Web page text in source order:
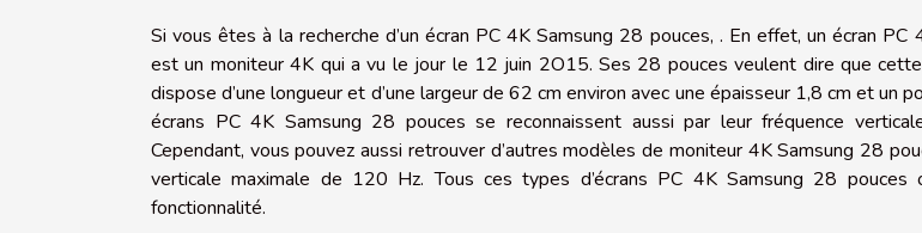
Si vous êtes à la recherche d’un écran PC 4K Samsung 28 pouces, . En effet, un écran PC
est un moniteur 4K qui a vu le jour le 12 juin 2O15. Ses 28 pouces veulent dire que cette
dispose d’une longueur et d’une largeur de 62 cm environ avec une épaisseur 1,8 cm et un
écrans PC 4K Samsung 28 pouces se reconnaissent aussi par leur fréquence
Cependant, vous pouvez aussi retrouver d’autres modèles de moniteur 4K Samsung 28
verticale maximale de 120 Hz. Tous ces types d’écrans PC 4K Samsung 28
fonctionnalité.